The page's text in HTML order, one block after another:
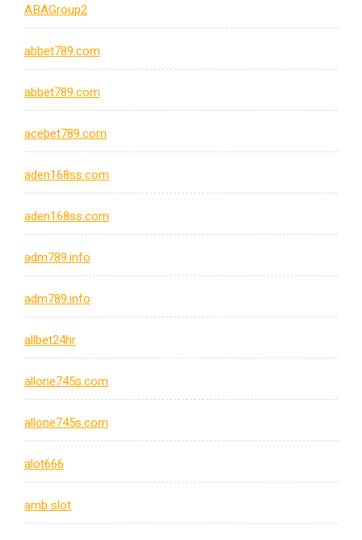
ABAGroup2
abbet789.com
abbet789.com
acebet789.com
aden168ss.com
aden168ss.com
adm789.info
adm789.info
allbet24hr
allone745s.com
allone745s.com
alot666
amb slot